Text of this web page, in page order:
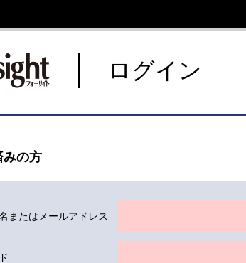
新潮社 Foresight フォーサイト
ログイン
みの方
またはメールアドレス